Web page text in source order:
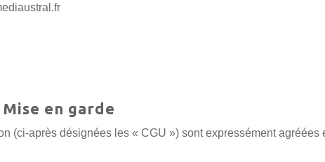
en garde
(ci-après désignées les « CGU ») sont expressément agréées